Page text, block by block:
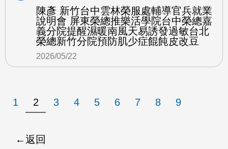
陳彥 新竹台中雲林榮服處輔導官兵就業
說明會 屏東榮總推樂活學院台中榮總嘉
義分院提醒濕暖南風天易誘發過敏台北
榮總新竹分院預防肌少症餛飩皮改豆
2026/05/22
1 2 3 4 5 6 7 8 9
返回